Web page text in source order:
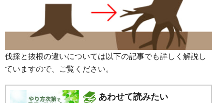
伐採と抜根の違いについては以下の記事でも詳しく解説し
ていますので、ご覧ください。
あわせて読みたい